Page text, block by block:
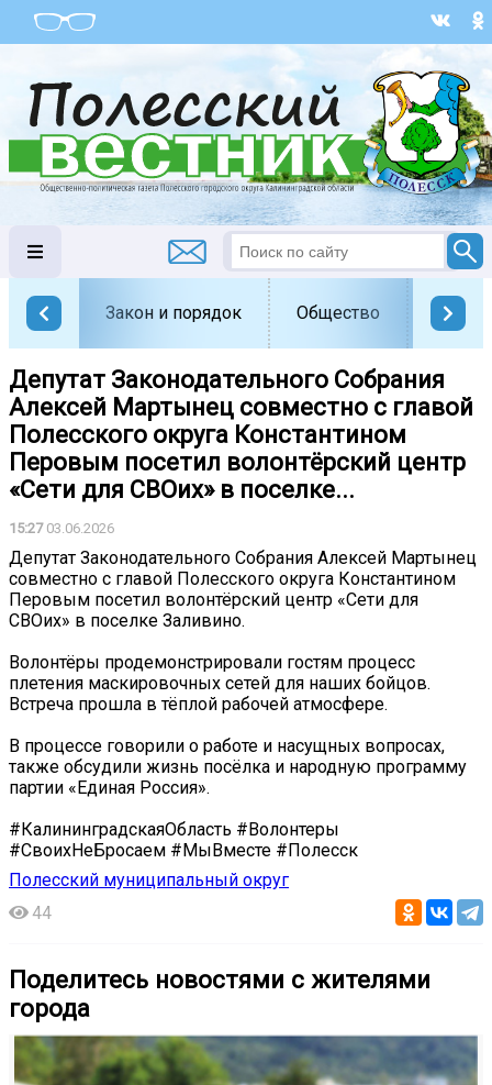
Закон и порядок Общество
Депутат Законодательного Собрания
Алексей Мартынец совместно с главой
Полесского округа Константином
Перовым посетил волонтёрский центр
«Сети для СВОих» в поселке...
15:2703.06.2026
Депутат Законодательного Собрания Алексей Мартынец
совместно с главой Полесского округа Константином
Перовым посетил волонтёрский центр «Сети для
СВОих» в поселке Заливино.
Волонтёры продемонстрировали гостям процесс
плетения маскировочных сетей для наших бойцов.
Встреча прошла в тёплой рабочей атмосфере.
В процессе говорили о работе и насущных вопросах,
также обсудили жизнь посёлка и народную программу
партии «Единая Россия».
#КалининградскаяОбласть #Волонтеры
#СвоихНеБросаем #МыВместе #Полесск
Полесский муниципальный округ
44
Поделитесь новостями с жителями
города